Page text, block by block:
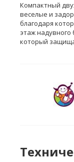
Компактный
веселые и
благодаря
этаж
который